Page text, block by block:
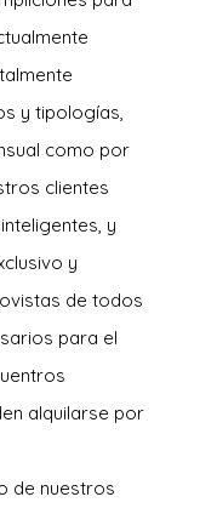
y tipologías,
como por
clientes
y
y
de todos
para el
alquilarse por
de nuestros